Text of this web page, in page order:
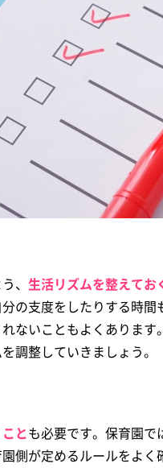
、 生活リズムを整えてお
の支度をしたりする時
ないこともよくあります。
調整していきましょう。
とも必要です。保育園で
側が定めるルールをよ